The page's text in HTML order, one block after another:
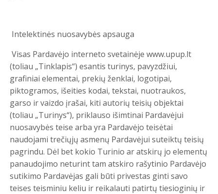
Intelektinės nuosavybės apsauga
Visas Pardavėjo interneto svetainėje www.upup.lt
(toliau „Tinklapis“) esantis turinys, pavyzdžiui,
grafiniai elementai, prekių ženklai, logotipai,
piktogramos, išeities kodai, tekstai, nuotraukos,
garso ir vaizdo įrašai, kiti autorių teisių objektai
(toliau „Turinys“), priklauso išimtinai Pardavėjui
nuosavybės teise arba yra Pardavėjo teisėtai
naudojami trečiųjų asmenų Pardavėjui suteiktų teisių
pagrindu. Dėl bet kokio Turinio ar atskirų jo elementų
panaudojimo neturint tam atskiro rašytinio Pardavėjo
sutikimo Pardavėjas gali būti privestas ginti savo
teises teisminiu keliu ir reikalauti patirtų tiesioginių ir